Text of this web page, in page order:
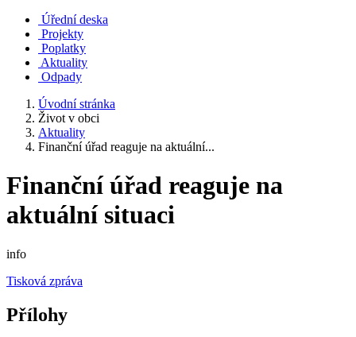
Úřední deska
Projekty
Poplatky
Aktuality
Odpady
Úvodní stránka
Život v obci
Aktuality
Finanční úřad reaguje na aktuální...
Finanční úřad reaguje na
aktuální situaci
info
Tisková zpráva
Přílohy